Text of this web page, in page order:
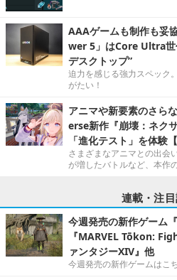
AAAゲームも制作も妥
wer 5」はCore Ultra世
デスクトップ”
迫力を感じる強力スペック
がたい！
アニマや新要素のさら
erse新作『崩壊：ネク
「進化テスト」を体験
さまざまなアニマとの出会
が増したバトルなど、本作
連載・注
今週発売の新作ゲーム
『MARVEL Tōkon:
ァンタジーXIV』他
今週発売の新作ゲームはこち